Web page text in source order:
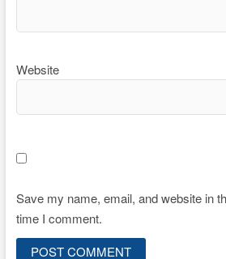
Website
Save my name, email, and website in
time I comment.